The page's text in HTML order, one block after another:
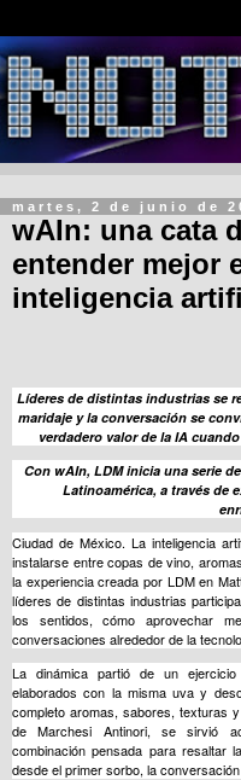
martes, 2 de junio de
wAIn: una cata
entender mejor
inteligencia
Líderes de distintas industrias se
maridaje y la conversación se
verdadero valor de la IA
Con wAIn, LDM inicia una serie
Latinoamérica, a través de
Ciudad de México. La inteligencia
instalarse entre copas de vino,
la experiencia creada por LDM en
líderes de distintas industrias
los sentidos, cómo aprovechar
conversaciones alrededor de la
La dinámica partió de un
elaborados con la misma uva y
completo aromas, sabores, texturas
de Marchesi Antinori, se sirvió
combinación pensada para resaltar
desde el primer sorbo, la